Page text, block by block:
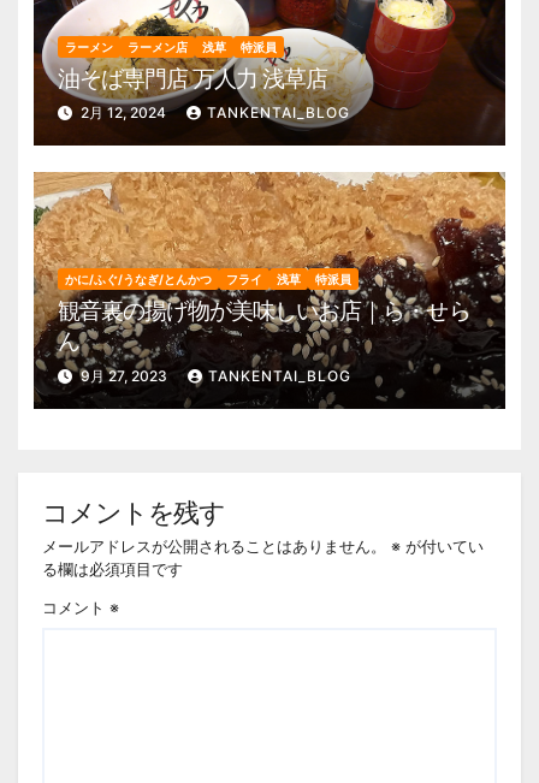
ラーメン ラーメン店 浅草 特派員
油そば専門店 万人力 浅草店
2月 12, 2024 TANKENTAI_BLOG
かに/ふぐ/うなぎ/とんかつ フライ 浅草 特派員
観音裏の揚げ物が美味しいお店｜ら・せら
ん
9月 27, 2023 TANKENTAI_BLOG
コメントを残す
メールアドレスが公開されることはありません。 ※ が付いてい
る欄は必須項目です
コメント ※